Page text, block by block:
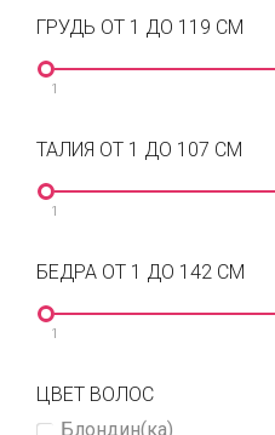
ГРУДЬ ОТ 1 ДО 119 СМ
1
ТАЛИЯ ОТ 1 ДО 107 СМ
1
БЕДРА ОТ 1 ДО 142 СМ
1
ЦВЕТ ВОЛОС
Блондин(ка)